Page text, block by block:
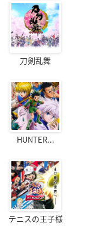
刀剣乱舞
HUNTER...
テニスの王子様